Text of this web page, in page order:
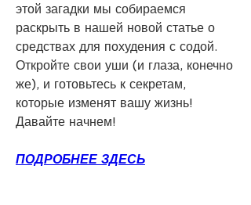
этой загадки мы собираемся
раскрыть в нашей новой статье о
средствах для похудения с содой.
Откройте свои уши (и глаза, конечно
же), и готовьтесь к секретам,
которые изменят вашу жизнь!
Давайте начнем!
ПОДРОБНЕЕ ЗДЕСЬ